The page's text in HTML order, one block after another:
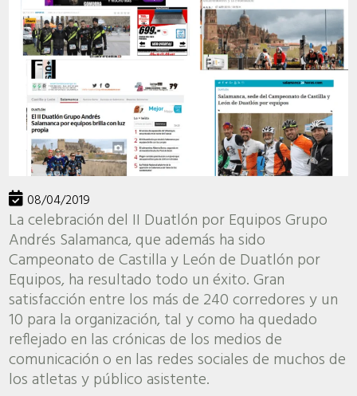
08/04/2019
La celebración del II Duatlón por Equipos Grupo
Andrés Salamanca, que además ha sido
Campeonato de Castilla y León de Duatlón por
Equipos, ha resultado todo un éxito. Gran
satisfacción entre los más de 240 corredores y un
10 para la organización, tal y como ha quedado
reflejado en las crónicas de los medios de
comunicación o en las redes sociales de muchos de
los atletas y público asistente.